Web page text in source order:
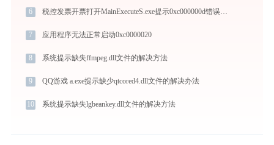
6 税控发票开票打开MainExecuteS.exe提示0xc000000d错误码怎么办
7 应用程序无法正常启动0xc0000020
8 系统提示缺失ffmpeg.dll文件的解决方法
9 QQ游戏 a.exe提示缺少qtcored4.dll文件的解决办法
10 系统提示缺失lgbeankey.dll文件的解决方法